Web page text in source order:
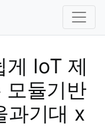
게 IoT 제
모듈기반
과기대 x